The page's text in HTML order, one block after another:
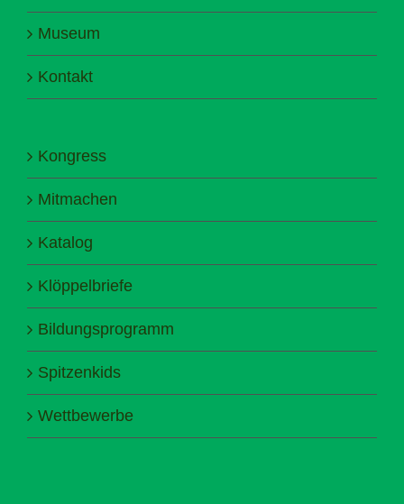
Museum
Kontakt
Kongress
Mitmachen
Katalog
Klöppelbriefe
Bildungsprogramm
Spitzenkids
Wettbewerbe